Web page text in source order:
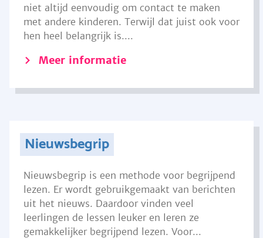
niet altijd eenvoudig om contact te maken
met andere kinderen. Terwijl dat juist ook voor
hen heel belangrijk is....
Meer informatie
Nieuwsbegrip
Nieuwsbegrip is een methode voor begrijpend
lezen. Er wordt gebruikgemaakt van berichten
uit het nieuws. Daardoor vinden veel
leerlingen de lessen leuker en leren ze
gemakkelijker begrijpend lezen. Voor...